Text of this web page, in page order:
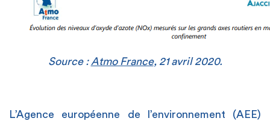
Source : Atmo France, 21 avril 2020.
L’Agence européenne de l’environnement (AEE)